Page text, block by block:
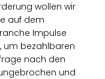
wollen wir
auf dem
Impulse
um bezahlbaren
nach den
und